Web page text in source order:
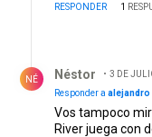
RESPONDER 1
NÉ Néstor
3 DE
Responder a alejandro
Vos tampoco
River juega con